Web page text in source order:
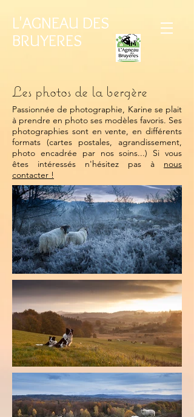
L'AGNEAU DES
BRUYERES
Les photos de la bergère
Passionnée de photographie, Karine se plait
à prendre en photo ses modèles favoris. Ses
photographies sont en vente, en différents
formats (cartes postales, agrandissement,
photo encadrée par nos soins...) Si vous
êtes intéressés n'hésitez pas à nous
contacter !